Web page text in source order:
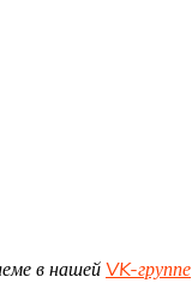
в нашей VK-группе